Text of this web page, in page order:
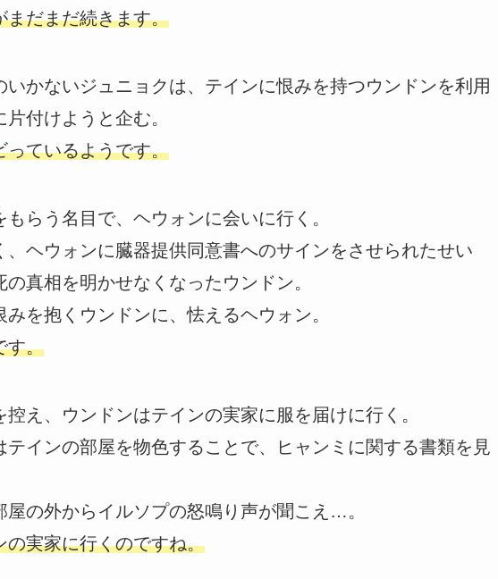
まだまだ続きます。
かないジュニョクは、テインに恨みを持つウンドンを利用
付けようと企む。
っているようです。
らう名目で、ヘウォンに会いに行く。
、ヘウォンに臓器提供同意書へのサインをさせられたせい
真相を明かせなくなったウンドン。
を抱くウンドンに、怯えるヘウォン。
す。
え、ウンドンはテインの実家に服を届けに行く。
テインの部屋を物色することで、ヒャンミに関する書類を見
の外からイルソプの怒鳴り声が聞こえ…。
の実家に行くのですね。